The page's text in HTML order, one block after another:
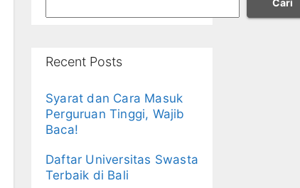
Cari
Recent Posts
Syarat dan Cara Masuk
Perguruan Tinggi, Wajib
Baca!
Daftar Universitas Swasta
Terbaik di Bali